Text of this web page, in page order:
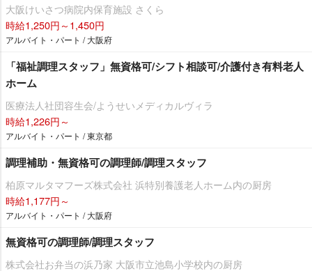
大阪けいさつ病院内保育施設 さくら
時給1,250円～1,450円
アルバイト・パート / 大阪府
「福祉調理スタッフ」無資格可/シフト相談可/介護付き有料老人
ホーム
医療法人社団容生会/ようせいメディカルヴィラ
時給1,226円～
アルバイト・パート / 東京都
調理補助・無資格可の調理師/調理スタッフ
柏原マルタマフーズ株式会社 浜特別養護老人ホーム内の厨房
時給1,177円～
アルバイト・パート / 大阪府
無資格可の調理師/調理スタッフ
株式会社お弁当の浜乃家 大阪市立池島小学校内の厨房